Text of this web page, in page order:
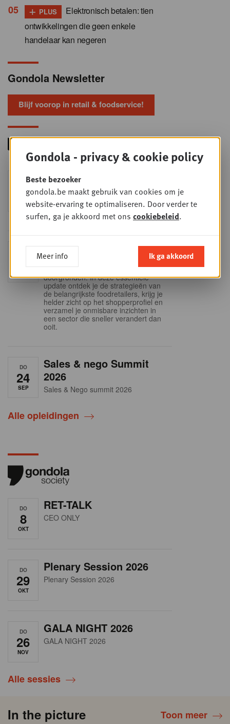
+ PLUS
Elektronisch betalen: tien
ontwikkelingen die geen enkele
handelaar kan negeren
Gondola Newsletter
Blijf voorop in retail & foodservice!
WOE
9
SEP
Foodservice - Joint
business planning
Intro to Negotiation: Succes aan de
onderhandelingstafel is geen toeval!
15
Into Retail - Sold out
Mis deze unieke kans niet om het
Belgische retaillandschap volledig te
doorgronden. In deze essentiële
update ontdek je de strategieën van
de belangrijkste foodretailers, krijg je
helder zicht op het shopperprofiel en
verzamel je onmisbare inzichten in
een sector die sneller verandert dan
ooit.
DO
24
SEP
Sales & nego Summit
2026
Sales & Nego summit 2026
Alle opleidingen
DO
8
OKT
RET-TALK
CEO ONLY
DO
29
OKT
Plenary Session 2026
Plenary Session 2026
DO
26
NOV
GALA NIGHT 2026
GALA NIGHT 2026
Alle sessies
In the picture Toon meer
Gondola - privacy & cookie policy
Beste bezoeker
gondola.be maakt gebruik van cookies om je
website-ervaring te optimaliseren. Door verder te
surfen, ga je akkoord met ons cookiebeleid.
Meer info Ik ga akkoord